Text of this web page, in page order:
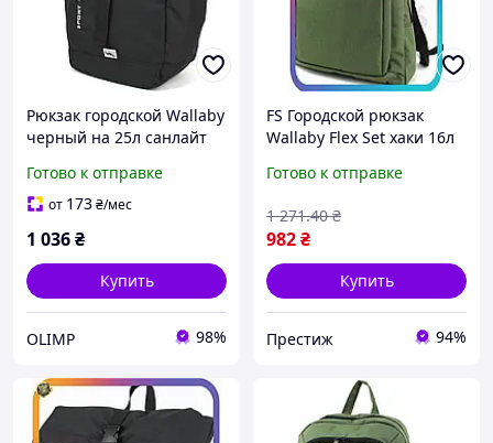
Рюкзак городской Wallaby
черный на 25л санлайт
Готово к отправке
от 173₴/мес
1 036₴
Купить
OLIMP 98%
FS Городской рюкзак
Wallaby Flex Set хаки 16л
городской рюкзак с
Готово к отправке
982₴
1 271.40 ₴
Купить
Престиж 94%